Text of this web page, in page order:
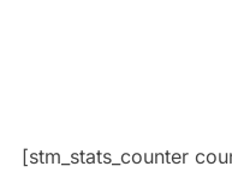
[stm_stats_counter